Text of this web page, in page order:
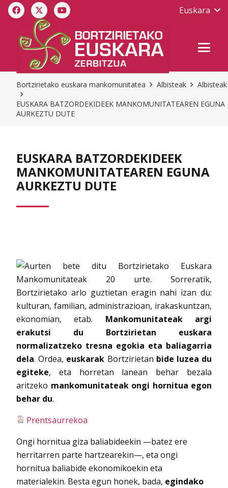
Euskara
Bortzirietako euskara mankomunitatea Albisteak
Albisteak
EUSKARA BATZORDEKIDEEK MANKOMUNITATEAREN EGUNA
AURKEZTU DUTE
EUSKARA BATZORDEKIDEEK
MANKOMUNITATEAREN EGUNA
AURKEZTU DUTE
Aurten bete ditu Bortzirietako Euskara
Mankomunitateak 20 urte. Sorreratik,
Bortzirietako arlo guztietan eragin nahi izan du:
kulturan, familian, administrazioan, irakaskuntzan,
ekonomian, etab. Mankomunitateak argi
erakutsi du Bortzirietan euskara
normalizatzeko tresna egokia eta baliagarria
dela. Ordea, euskarak Bortzirietan bide luzea du
egiteke, eta horretan lanean behar bezala
aritzeko mankomunitateak ongi hornitua egon
behar du.
Prentsaurrekoa
Ongi hornitua giza baliabideekin —batez ere
herritarren parte hartzearekin—, eta ongi
hornitua baliabide ekonomikoekin eta
materialekin. Besta egun honek, bada, egindako